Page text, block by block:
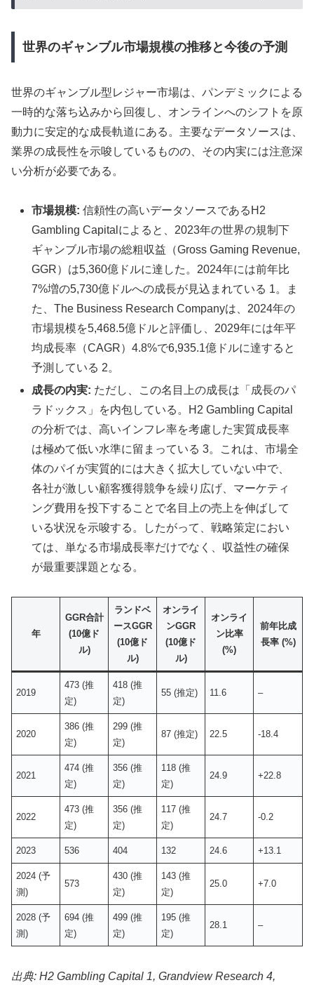
世界のギャンブル市場規模の推移と今後の予測
世界のギャンブル型レジャー市場は、パンデミックによる
一時的な落ち込みから回復し、オンラインへのシフトを原
動力に安定的な成長軌道にある。主要なデータソースは、
業界の成長性を示唆しているものの、その内実には注意深
い分析が必要である。
市場規模: 信頼性の高いデータソースであるH2
Gambling Capitalによると、2023年の世界の規制下
ギャンブル市場の総粗収益（Gross Gaming Revenue,
GGR）は5,360億ドルに達した。2024年には前年比
7%増の5,730億ドルへの成長が見込まれている 1。ま
た、The Business Research Companyは、2024年の
市場規模を5,468.5億ドルと評価し、2029年には年平
均成長率（CAGR）4.8%で6,935.1億ドルに達すると
予測している 2。
成長の内実: ただし、この名目上の成長は「成長のパ
ラドックス」を内包している。H2 Gambling Capital
の分析では、高いインフレ率を考慮した実質成長率
は極めて低い水準に留まっている 3。これは、市場全
体のパイが実質的には大きく拡大していない中で、
各社が激しい顧客獲得競争を繰り広げ、マーケティ
ング費用を投下することで名目上の売上を伸ばして
いる状況を示唆する。したがって、戦略策定におい
ては、単なる市場成長率だけでなく、収益性の確保
が最重要課題となる。
年
GGR合計
(10億ド
ル)
ランドベ
ースGGR
(10億ド
ル)
オンライ
ンGGR
(10億ド
ル)
オンライ
ン比率
(%)
前年比成
長率 (%)
2019
473 (推
定)
418 (推
定)
55 (推定) 11.6 –
2020
386 (推
定)
299 (推
定)
87 (推定) 22.5 -18.4
2021
474 (推
定)
356 (推
定)
118 (推
定)
24.9 +22.8
2022
473 (推
定)
356 (推
定)
117 (推
定)
24.7 -0.2
2023 536 404 132 24.6 +13.1
2024 (予
測)
573
430 (推
定)
143 (推
定)
25.0 +7.0
2028 (予
測)
694 (推
定)
499 (推
定)
195 (推
定)
28.1 –
出典: H2 Gambling Capital 1, Grandview Research 4,